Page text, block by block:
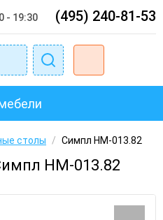
- 19:30 (495) 240-81-53
столы / Симпл НМ-013.82
НМ-013.82